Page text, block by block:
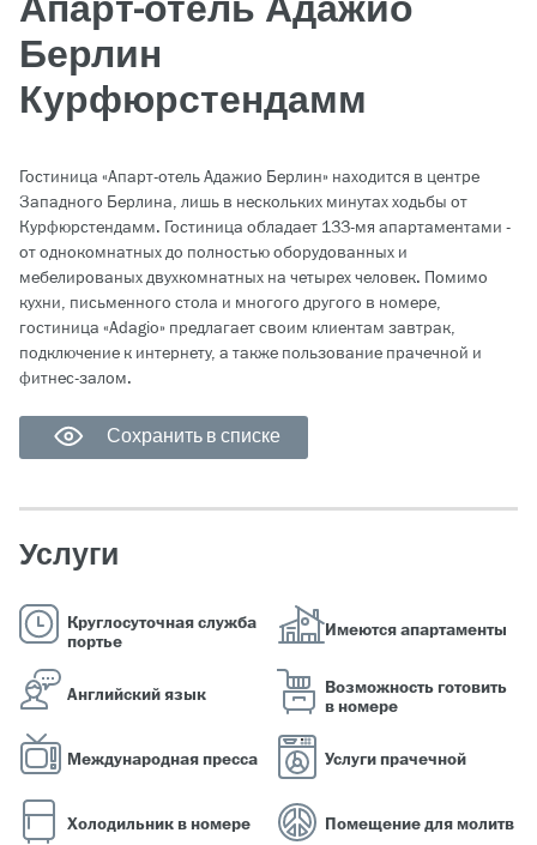
Апарт-отель Адажио
Берлин
Курфюрстендамм
Гостиница «Апарт-отель Адажио Берлин» находится в центре
Западного Берлина, лишь в нескольких минутах ходьбы от
Курфюрстендамм. Гостиница обладает 133-мя апартаментами -
от однокомнатных до полностью оборудованных и
мебелированых двухкомнатных на четырех человек. Помимо
кухни, письменного стола и многого другого в номере,
гостиница «Adagio» предлагает своим клиентам завтрак,
подключение к интернету, а также пользование прачечной и
фитнес-залом.
Сохранить в списке
Услуги
Круглосуточная служба
портье
Имеются апартаменты
Английский язык
Возможность готовить
в номере
Международная пресса Услуги прачечной
Холодильник в номере Помещение для молитв